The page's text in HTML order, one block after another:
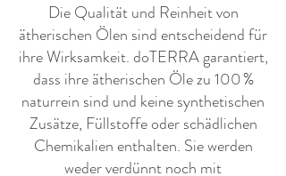
​Die Qualität und Reinheit von
ätherischen Ölen sind entscheidend für
ihre Wirksamkeit. doTERRA garantiert,
dass ihre ätherischen Öle zu 100 %
naturrein sind und keine synthetischen
Zusätze, Füllstoffe oder schädlichen
Chemikalien enthalten. Sie werden
weder verdünnt noch mit